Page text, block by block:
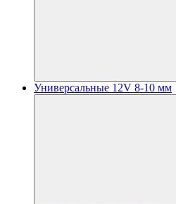
Универсальные 12V 8-10 мм